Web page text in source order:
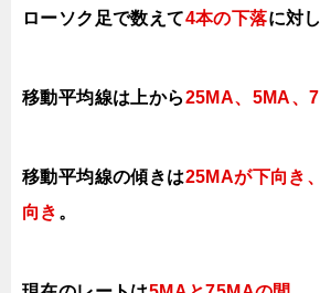
ローソク足で数えて4本の下落に対
移動平均線は上から25MA、5MA、
移動平均線の傾きは25MAが下向き
向き 。